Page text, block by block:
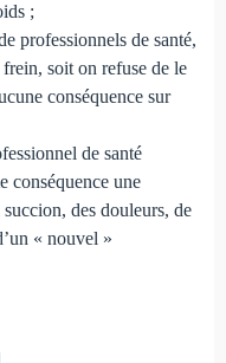
;
professionnels de santé,
soit on refuse de le
conséquence sur
de santé
conséquence une
des douleurs, de
« nouvel »